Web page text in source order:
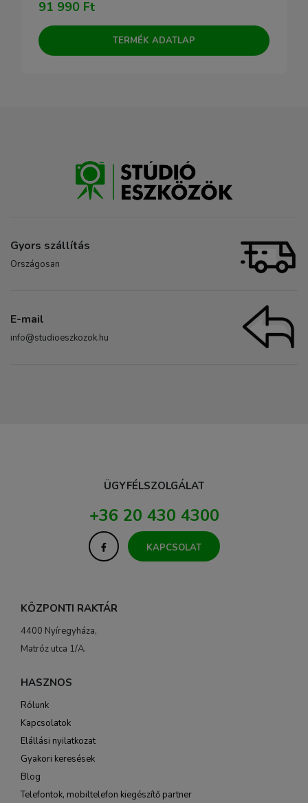
91 990 Ft
TERMÉK ADATLAP
Gyors szállítás
Országosan
E-mail
info@studioeszkozok.hu
ÜGYFÉLSZOLGÁLAT
+36 20 430 4300
KAPCSOLAT
KÖZPONTI RAKTÁR
4400 Nyíregyháza,
Matróz utca 1/A.
HASZNOS
Rólunk
Kapcsolatok
Elállási nyilatkozat
Gyakori keresések
Blog
Telefontok, mobiltelefon kiegészítő partner